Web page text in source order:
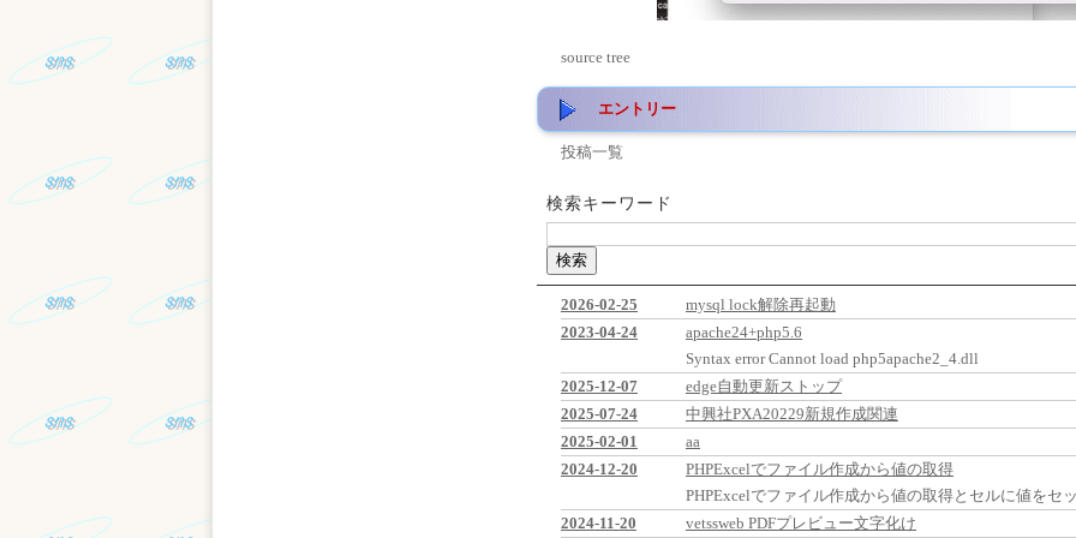
source tree
エントリー
投稿一覧
検索キーワード
2026-02-25
mysql lock解除再起動
2023-04-24
apache24+php5.6
Syntax error Cannot load php5apache2_4.dll
2025-12-07
edge自動更新ストップ
2025-07-24
中興社PXA20229新規作成関連
2025-02-01
aa
2024-12-20
PHPExcelでファイル作成から値の取得
PHPExcelでファイル作成から値の取得とセルに値をセ
2024-11-20
vetssweb PDFプレビュー文字化け